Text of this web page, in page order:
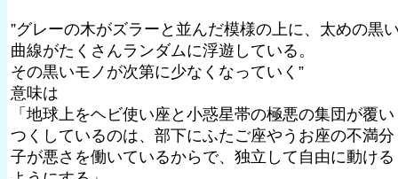
”グレーの木がズラーと並んだ模様の上に、太めの黒
曲線がたくさんランダムに浮遊している。
その黒いモノが次第に少なくなっていく”
意味は
「地球上をヘビ使い座と小惑星帯の極悪の集団が覆い
つくしているのは、部下にふたご座やうお座の不満分
子が悪さを働いているからで、独立して自由に動ける